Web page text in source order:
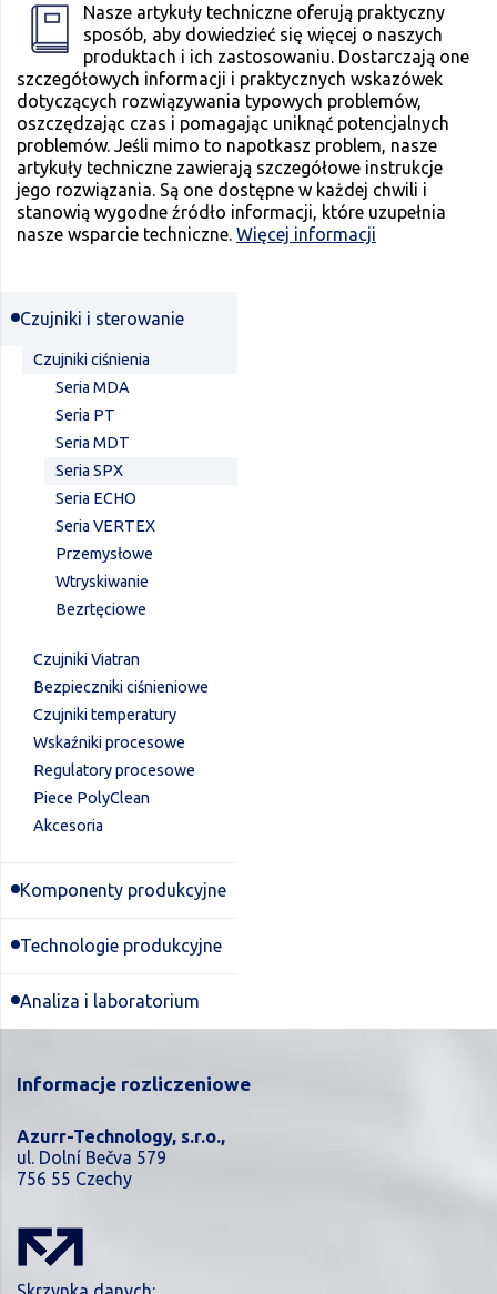
Nasze artykuły techniczne oferują praktyczny
sposób, aby dowiedzieć się więcej o naszych
produktach i ich zastosowaniu. Dostarczają one
szczegółowych informacji i praktycznych wskazówek
dotyczących rozwiązywania typowych problemów,
oszczędzając czas i pomagając uniknąć potencjalnych
problemów. Jeśli mimo to napotkasz problem, nasze
artykuły techniczne zawierają szczegółowe instrukcje
jego rozwiązania. Są one dostępne w każdej chwili i
stanowią wygodne źródło informacji, które uzupełnia
nasze wsparcie techniczne. Więcej informacji
Czujniki i sterowanie
Czujniki ciśnienia
Seria MDA
Seria PT
Seria MDT
Seria SPX
Seria ECHO
Seria VERTEX
Przemysłowe
Wtryskiwanie
Bezrtęciowe
Czujniki Viatran
Bezpieczniki ciśnieniowe
Czujniki temperatury
Wskaźniki procesowe
Regulatory procesowe
Piece PolyClean
Akcesoria
Komponenty produkcyjne
Technologie produkcyjne
Analiza i laboratorium
Informacje rozliczeniowe
Azurr-Technology, s.r.o.,
ul. Dolní Bečva 579
756 55 Czechy